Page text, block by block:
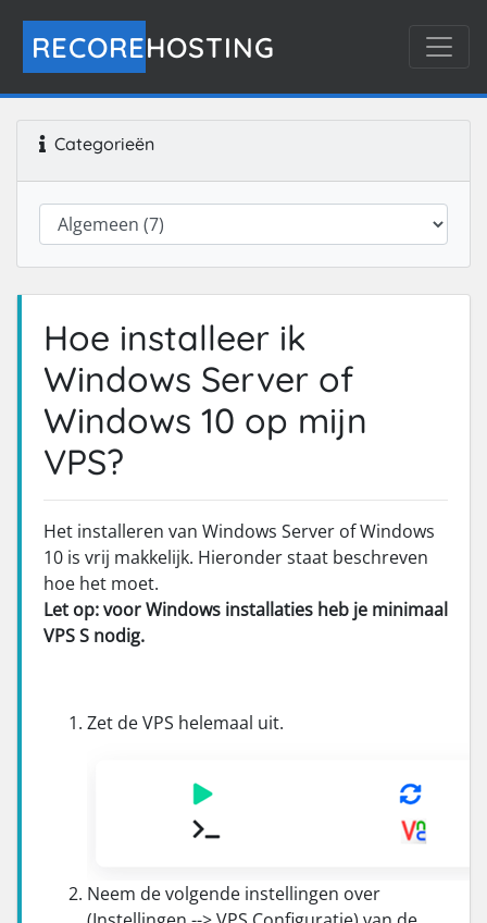
RECOREHOSTING
Categorieën
Hoe installeer ik
Windows Server of
Windows 10 op mijn
VPS?
Het installeren van Windows Server of Windows
10 is vrij makkelijk. Hieronder staat beschreven
hoe het moet.
Let op: voor Windows installaties heb je minimaal
VPS S nodig.
Zet de VPS helemaal uit.
Neem de volgende instellingen over